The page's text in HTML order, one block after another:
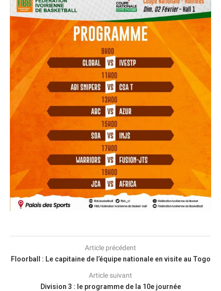
Article précédent
Floorball : Le capitaine de l’équipe nationale en visite au Togo
Article suivant
Division 3 : le programme de la 10e journée